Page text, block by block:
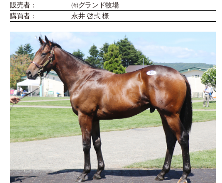
販売者：
㈲グランド牧場
購買者：
永井 啓弍 様